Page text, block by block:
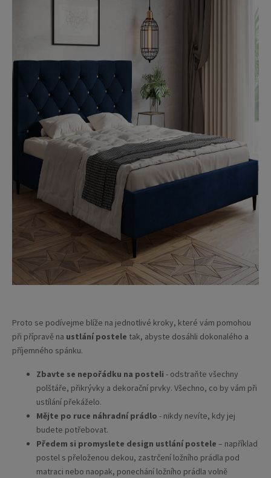
Proto se podívejme blíže na jednotlivé kroky, které vám pomohou
při přípravě na ustlání postele tak, abyste dosáhli dokonalého a
příjemného spánku.
Zbavte se nepořádku na posteli - odstraňte všechny
polštáře, přikrývky a dekorační prvky. Všechno, co by vám při
ustílání překáželo.
Mějte po ruce náhradní prádlo - nikdy nevíte, kdy jej
budete potřebovat.
Předem si promyslete design ustlání postele – například
postel s přeloženou dekou, zastrčení ložního prádla pod
matraci nebo naopak, ponechání ložního prádla volně